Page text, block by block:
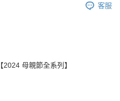
客服
【2024 母親節全系列】